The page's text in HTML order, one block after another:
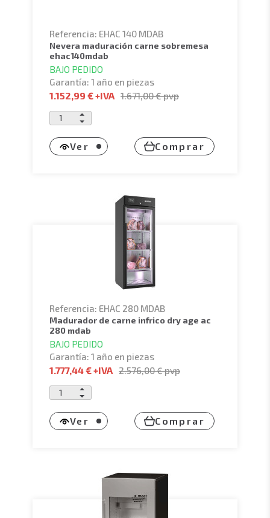
Referencia: EHAC 140 MDAB
nevera maduración carne sobremesa
ehac140mdab
BAJO PEDIDO
Garantía: 1 año en piezas
1.152,99 €+IVA 1.671,00 €pvp
Ver Comprar
Referencia: EHAC 280 MDAB
madurador de carne infrico dry age ac
280 mdab
BAJO PEDIDO
Garantía: 1 año en piezas
1.777,44 €+IVA 2.576,00 €pvp
Ver Comprar